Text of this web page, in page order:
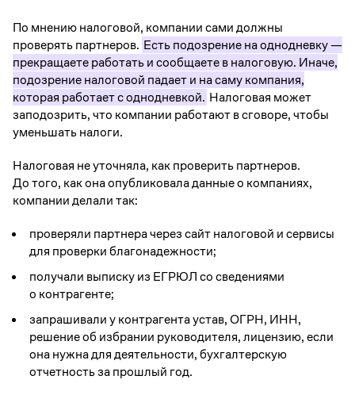
По мнению налоговой, компании сами должны
проверять партнеров. Есть подозрение на однодневку —
прекращаете работать и сообщаете в налоговую. Иначе,
подозрение налоговой падает и на саму компания,
которая работает с однодневкой. Налоговая может
заподозрить, что компании работают в сговоре, чтобы
уменьшать налоги.
Налоговая не уточняла, как проверить партнеров.
До того, как она опубликовала данные о компаниях,
компании делали так:
проверяли партнера через сайт налоговой и сервисы
для проверки благонадежности;
получали выписку из ЕГРЮЛ со сведениями
о контрагенте;
запрашивали у контрагента устав, ОГРН, ИНН,
решение об избрании руководителя, лицензию, если
она нужна для деятельности, бухгалтерскую
отчетность за прошлый год.